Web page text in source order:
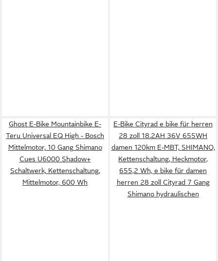
Ghost E-Bike Mountainbike E-
Teru Universal EQ High - Bosch
Mittelmotor, 10 Gang Shimano
Cues U6000 Shadow+
Schaltwerk, Kettenschaltung,
Mittelmotor, 600 Wh
E-Bike Cityrad e bike für herren
28 zoll 18.2AH 36V 655WH
damen 120km E-MBT, SHIMANO,
Kettenschaltung, Heckmotor,
655,2 Wh, e bike für damen
herren 28 zoll Cityrad 7 Gang
Shimano hydraulischen